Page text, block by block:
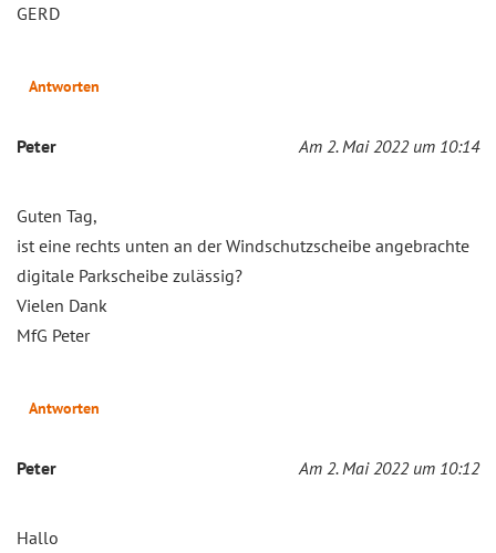
GERD
Antworten
Peter Am 2. Mai 2022 um 10:14
Guten Tag,
ist eine rechts unten an der Windschutzscheibe angebrachte
digitale Parkscheibe zulässig?
Vielen Dank
MfG Peter
Antworten
Peter Am 2. Mai 2022 um 10:12
Hallo